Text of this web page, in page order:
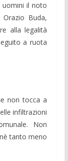
uomini il noto
Buda,
alla legalità
a ruota
non tocca a
infiltrazioni
Non
tanto meno